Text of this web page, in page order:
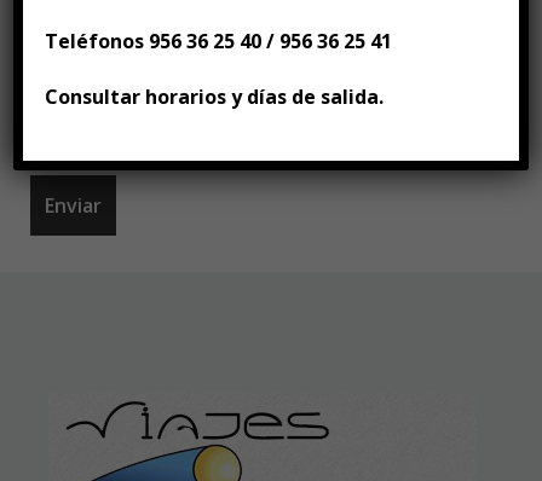
Teléfonos 956 36 25 40 / 956 36 25 41
Consultar horarios y días de salida.